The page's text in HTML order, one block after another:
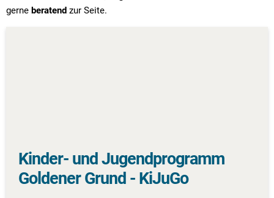
gerne beratend zur Seite.
Kinder- und Jugendprogramm
Goldener Grund - KiJuGo